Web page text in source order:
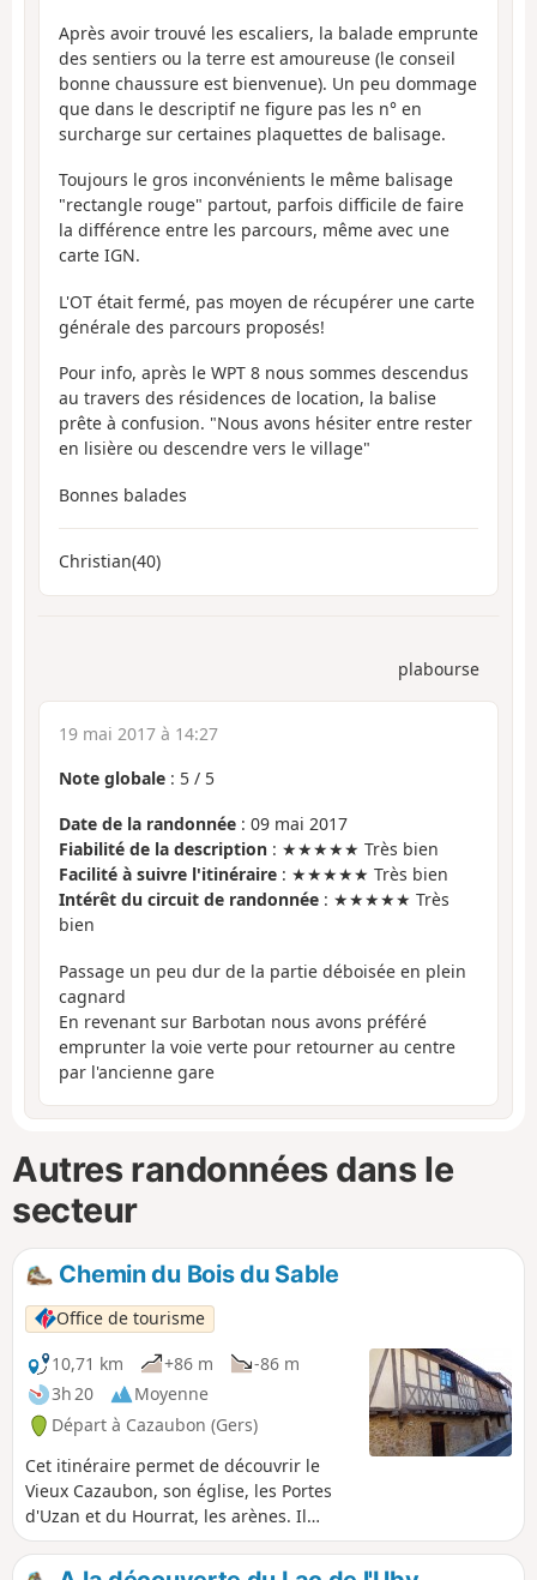
Après avoir trouvé les escaliers, la balade emprunte
des sentiers ou la terre est amoureuse (le conseil
bonne chaussure est bienvenue). Un peu dommage
que dans le descriptif ne figure pas les n° en
surcharge sur certaines plaquettes de balisage.
Toujours le gros inconvénients le même balisage
"rectangle rouge" partout, parfois difficile de faire
la différence entre les parcours, même avec une
carte IGN.
L'OT était fermé, pas moyen de récupérer une carte
générale des parcours proposés!
Pour info, après le WPT 8 nous sommes descendus
au travers des résidences de location, la balise
prête à confusion. "Nous avons hésiter entre rester
en lisière ou descendre vers le village"
Bonnes balades
Christian(40)
plabourse
19 mai 2017 à 14:27
Note globale : 5 / 5
Date de la randonnée : 09 mai 2017
Fiabilité de la description : ★★★★★ Très bien
Facilité à suivre l'itinéraire : ★★★★★ Très bien
Intérêt du circuit de randonnée : ★★★★★ Très
bien
Passage un peu dur de la partie déboisée en plein
cagnard
En revenant sur Barbotan nous avons préféré
emprunter la voie verte pour retourner au centre
par l'ancienne gare
Autres randonnées dans le
secteur
Chemin du Bois du Sable
Office de tourisme
10,71 km
+86 m
-86 m
3h 20
Moyenne
Départ à Cazaubon (Gers)
Cet itinéraire permet de découvrir le
Vieux Cazaubon, son église, les Portes
d'Uzan et du Hourrat, les arènes. Il
débute par le Lac de l'Uby et emprunte
l'ancienne voie de chemin de fer